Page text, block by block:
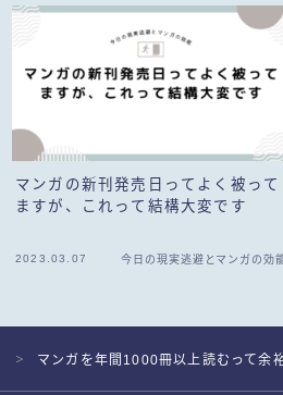
マンガの新刊発売日ってよく被って
ますが、これって結構大変です
2023.03.07 今日の現実逃避とマンガの効
＞ マンガを年間1000冊以上読むって余